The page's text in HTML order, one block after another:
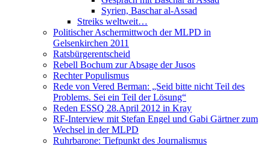
Syrien, Baschar al-Assad
Streiks weltweit…
Politischer Aschermittwoch der MLPD in
Gelsenkirchen 2011
Ratsbürgerentscheid
Rebell Bochum zur Absage der Jusos
Rechter Populismus
Rede von Vered Berman: „Seid bitte nicht Teil des
Problems. Sei ein Teil der Lösung“
Reden ESSQ 28.April 2012 in Kray
RF-Interview mit Stefan Engel und Gabi Gärtner zum
Wechsel in der MLPD
Ruhrbarone: Tiefpunkt des Journalismus